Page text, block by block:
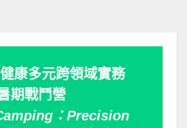
康多元跨領域實務
期戰鬥營
：Precision